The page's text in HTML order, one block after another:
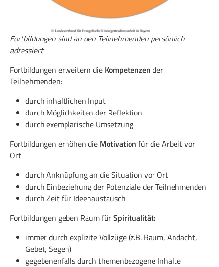
Fortbildungen sind an den Teilnehmenden persönlich
adressiert.
Fortbildungen erweitern die Kompetenzen der
Teilnehmenden:
durch inhaltlichen Input
durch Möglichkeiten der Reflektion
durch exemplarische Umsetzung
Fortbildungen erhöhen die Motivation für die Arbeit vor
Ort:
durch Anknüpfung an die Situation vor Ort
durch Einbeziehung der Potenziale der Teilnehmenden
durch Zeit für Ideenaustausch
Fortbildungen geben Raum fürSpiritualität:
immer durch explizite Vollzüge (z.B. Raum, Andacht,
Gebet, Segen)
gegebenenfalls durch themenbezogene Inhalte